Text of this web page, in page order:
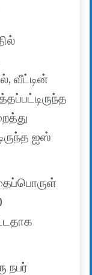
வீட்டின்
ஐஸ்
நபர்